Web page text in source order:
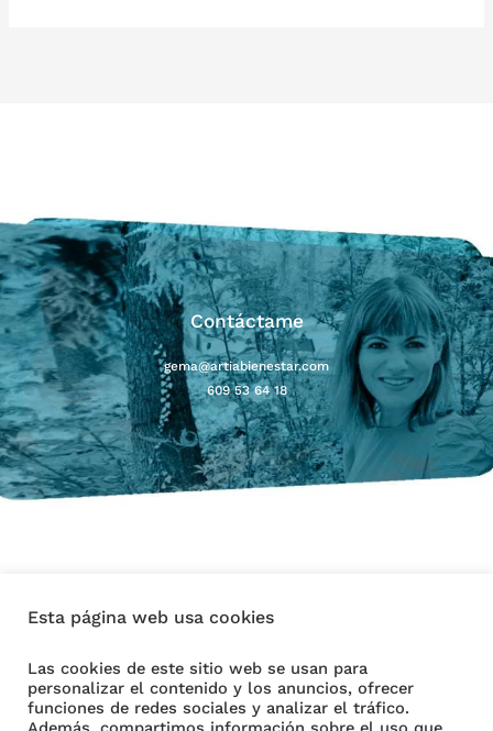
Contáctame
gema@artiabienestar.com
609 53 64 18
Aviso Legal
Política de Cookies
Esta página web usa cookies
Las cookies de este sitio web se usan para
personalizar el contenido y los anuncios, ofrecer
funciones de redes sociales y analizar el tráfico.